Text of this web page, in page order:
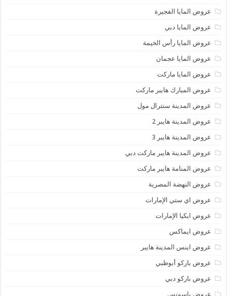
عروض المايا الفجيرة
عروض المايا دبي
عروض المايا رأس الخيمة
عروض المايا عجمان
عروض المايا ماركت
عروض المبارك هايبر ماركت
عروض المدينة سنترال مول
عروض المدينة هايبر 2
عروض المدينة هايبر 3
عروض المدينة هايبر ماركت دبي
عروض المنامة هايبر ماركت
عروض النهضة المصرية
عروض اي ستي الإمارات
عروض ايكيا الإمارات
عروض ايماكس
عروض اينس المدينة هايبر
عروض باركو أبوظبي
عروض باركو دبي
عروض باسونس